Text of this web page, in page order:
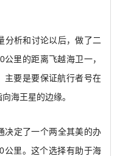
分析和讨论以后，做了二
里的距离飞越海卫一，
主要是要保证航行者号在
海王星的边缘。
决定了一个两全其美的办
里。这个选择有助于海